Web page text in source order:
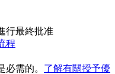
行最終批准
程
必需的。 了解有關授予優